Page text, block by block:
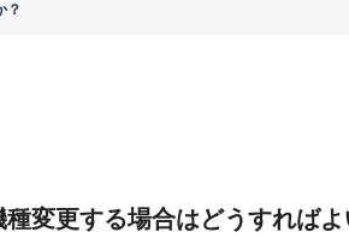
？
変更する場合はどうすれば